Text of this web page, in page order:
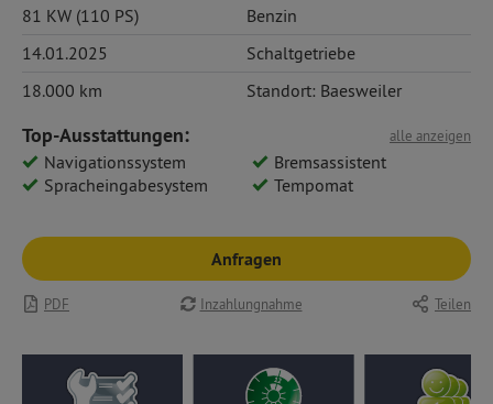
81 KW (110 PS)
Benzin
14.01.2025
Schaltgetriebe
18.000 km
Standort: Baesweiler
alle anzeigen
Top-Ausstattungen:
Navigationssystem
Bremsassistent
Spracheingabesystem
Tempomat
Anfragen
PDF Inzahlungnahme Teilen